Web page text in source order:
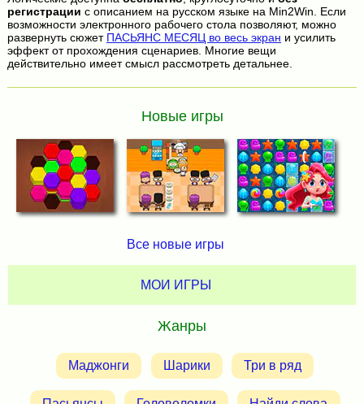
регистрации с описанием на русском языке на Min2Win. Если
возможности электронного рабочего стола позволяют, можно
развернуть сюжет ПАСЬЯНС МЕСЯЦ во весь экран и усилить
эффект от прохождения сценариев. Многие вещи
действительно имеет смысл рассмотреть детальнее.
Новые игры
Все новые игры
МОИ ИГРЫ
Жанры
Маджонги Шарики Три в ряд